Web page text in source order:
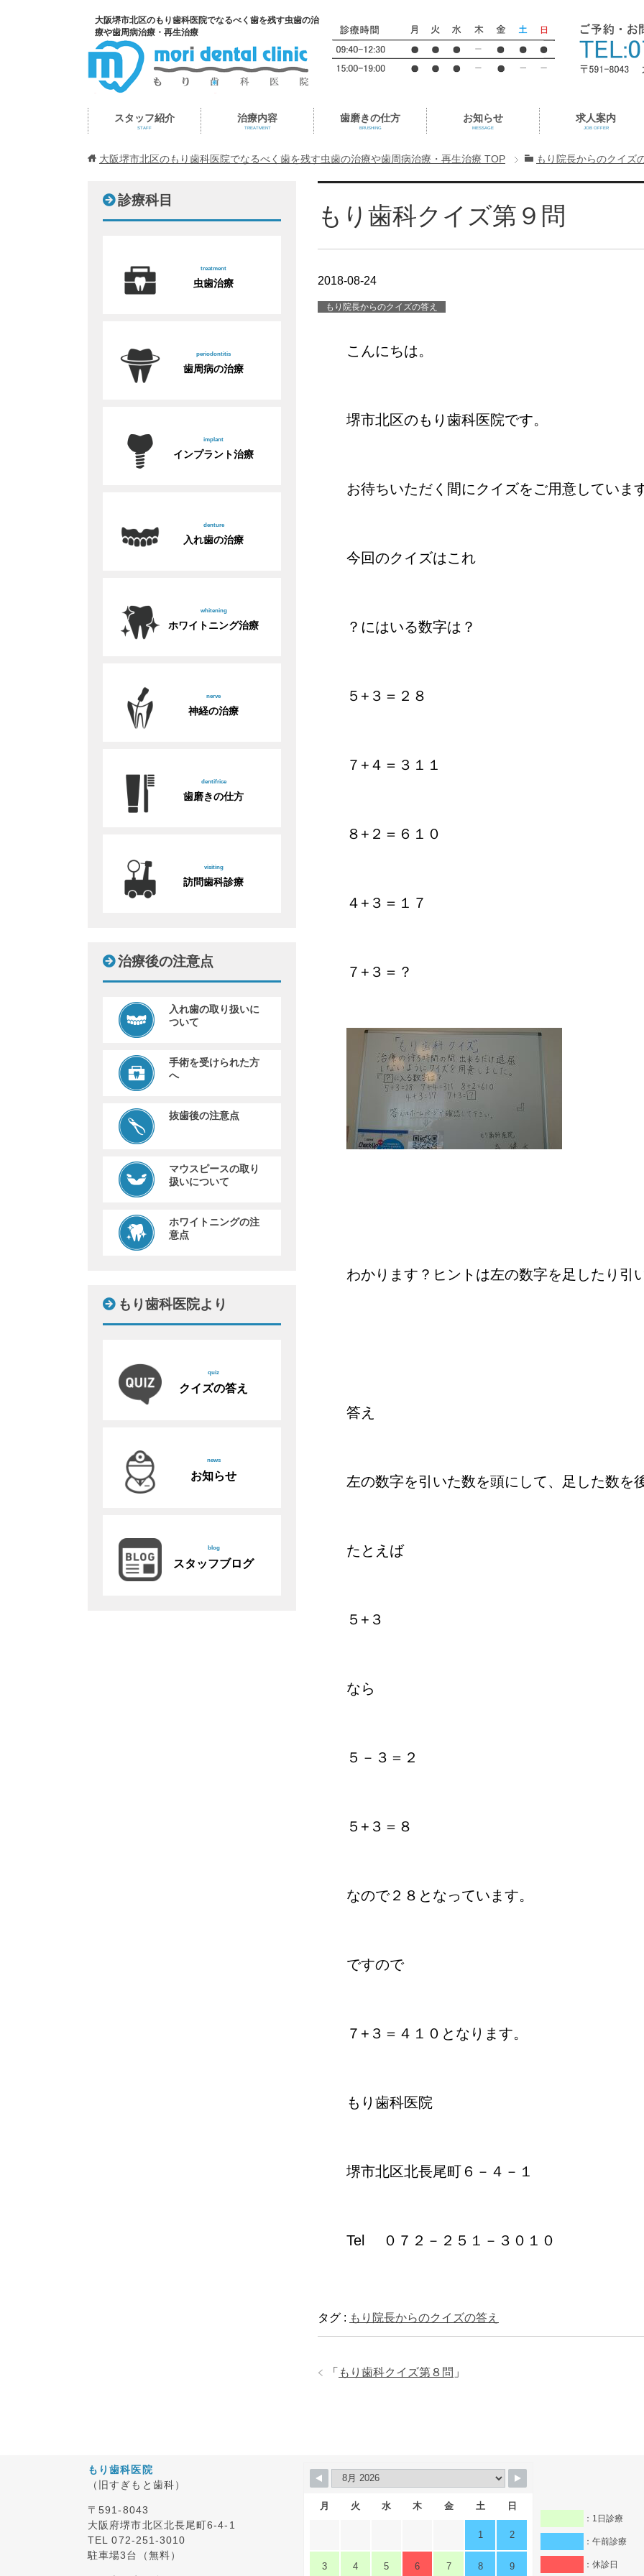
大阪堺市北区のもり歯科医院でなるべく歯を残す虫歯の治
療や歯周病治療・再生治療
スタッフ紹介
STAFF
治療内容
TREATMENT
歯磨きの仕方
BRUSHING
お知らせ
MESSAGE
求人案内
JOB OFFER
大阪堺市北区のもり歯科医院でなるべく歯を残す虫歯の治療や歯周病治療・再生治療 TOP もり院長からのクイズ
もり歯科クイズ第９問
2018-08-24
もり院長からのクイズの答え
こんにちは。
堺市北区のもり歯科医院です。
お待ちいただく間にクイズをご用意しています
今回のクイズはこれ
？にはいる数字は？
５+３＝２８
７+４＝３１１
８+２＝６１０
４+３＝１７
７+３＝？
わかります？ヒントは左の数字を足したり引
答え
左の数字を引いた数を頭にして、足した数を
たとえば
５+３
なら
５－３＝２
５+３＝８
なので２８となっています。
ですので
７+３＝４１０となります。
もり歯科医院
堺市北区北長尾町６－４－１
Tel ０７２－２５１－３０１０
タグ : もり院長からのクイズの答え
「 もり歯科クイズ第８問 」
診療科目
treatment
虫歯治療
periodontitis
歯周病の治療
implant
インプラント治療
denture
入れ歯の治療
whitening
ホワイトニング治療
nerve
神経の治療
dentifrice
歯磨きの仕方
visiting
訪問歯科診療
治療後の注意点
入れ歯の取り扱いに
ついて
手術を受けられた方
へ
抜歯後の注意点
マウスピースの取り
扱いについて
ホワイトニングの注
意点
もり歯科医院より
quiz
クイズの答え
news
お知らせ
blog
スタッフブログ
もり歯科医院
（旧すぎもと歯科）
〒591-8043
大阪府堺市北区北長尾町6-4-1
TEL 072-251-3010
駐車場3台（無料）
月 火 水 木 金 土 日
1 2
3 4 5 6 7 8 9
：1日診療
：午前診療
：休診日